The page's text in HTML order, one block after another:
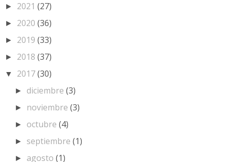
► 2021 (27)
► 2020 (36)
► 2019 (33)
► 2018 (37)
▼ 2017(30)
► diciembre(3)
► noviembre(3)
► octubre(4)
► septiembre(1)
► agosto(1)